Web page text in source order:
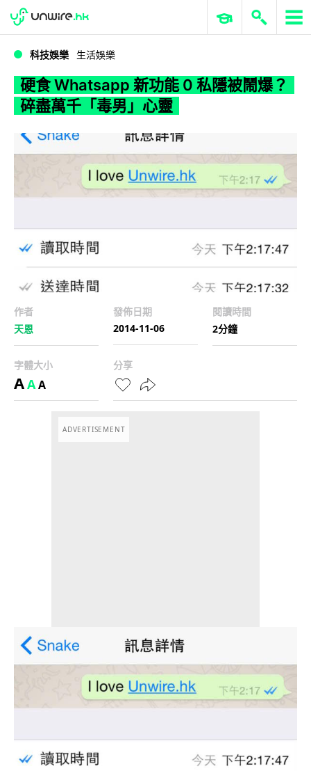
WWDC 2026 ERP 與商業 AI
科技娛樂 生活娛樂
硬食 Whatsapp 新功能 0 私隱被鬧爆？
碎盡萬千「毒男」心靈
作者
天恩
發佈日期
2014-11-06
閱讀時間
2分鐘
字體大小
AAA
分享
ADVERTISEMENT